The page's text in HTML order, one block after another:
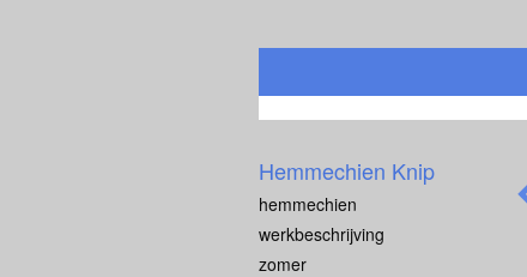
Hemmechien Knip
hemmechien
werkbeschrijving
zomer